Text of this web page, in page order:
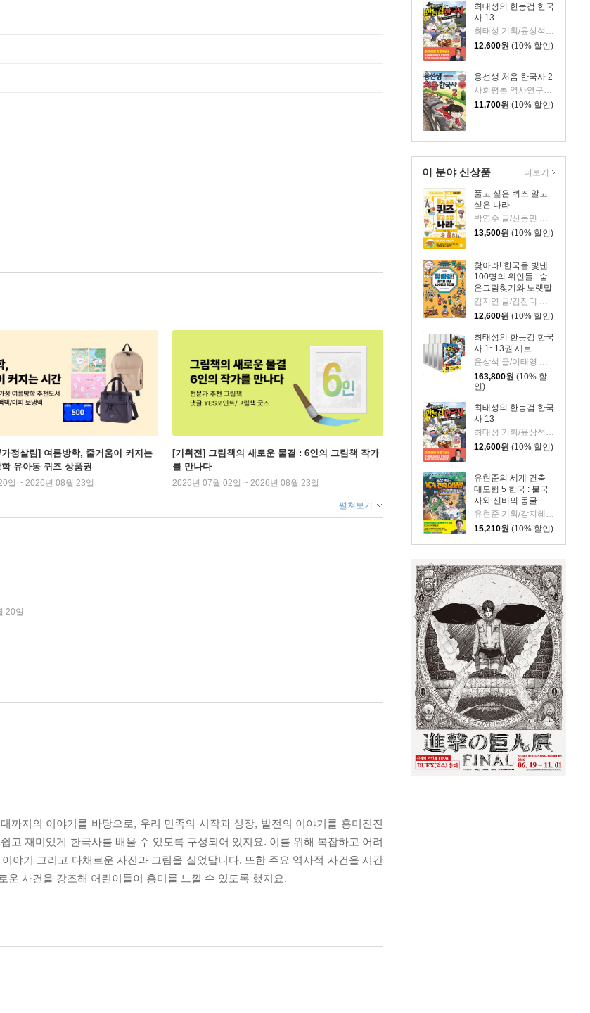
최태성의 한능검 한국
사 13
최태성 기획/윤상석 글/이태영 그림
12,600원 (10% 할인)
용선생 처음 한국사 2
사회평론 역사연구소,정지은,이현희 글/뭉선생,윤효식,이우일 그림
11,700원 (10% 할인)
이 분야 신상품
풀고 싶은 퀴즈 알고
싶은 나라
박영수 글/신동민 그림
13,500원 (10% 할인)
찾아라! 한국을 빛낸
100명의 위인들 : 숨
은그림찾기와 노랫말
로 만나는 한국사 이
야기
김지연 글/김잔디 그림
12,600원 (10% 할인)
최태성의 한능검 한국
사 1~13권 세트
윤상석 글/이태영 그림
163,800원 (10% 할
인)
최태성의 한능검 한국
사 13
최태성 기획/윤상석 글/이태영 그림
12,600원 (10% 할인)
유현준의 세계 건축
대모험 5 한국 : 불국
사와 신비의 동굴
15,210원 (10% 할인)
더보기
정살림] 여름방학, 줄거움이 커지는
유아동 퀴즈 상품권
일 ~ 2026년 08월 23일
[기획전] 그림책의 새로운 물결 : 6인의 그림책 작가
를 만나다
2026년 07월 02일 ~ 2026년 08월 23일
펼쳐보기
20일
까지의 이야기를 바탕으로, 우리 민족의 시작과 성장, 발전의 이야기를 흥미진진
고 재미있게 한국사를 배울 수 있도록 구성되어 있지요. 이를 위해 복잡하고 어려
야기 그리고 다채로운 사진과 그림을 실었답니다. 또한 주요 역사적 사건을 시간
사건을 강조해 어린이들이 흥미를 느낄 수 있도록 했지요.